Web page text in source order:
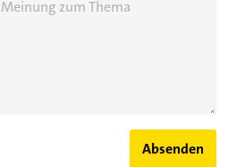
zum Thema
Absenden